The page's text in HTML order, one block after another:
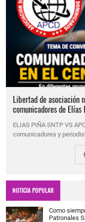
Libertad de asociación
comunicadores de Elías
ELIAS PIÑA SNTP VS
comunicadores y
NOTICIA POPULAR
Como
Patronales